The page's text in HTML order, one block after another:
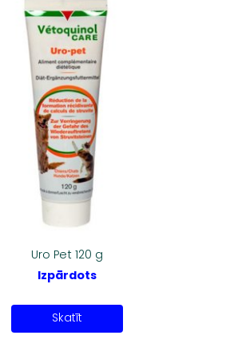
Uro Pet 120 g
Izpārdots
Skatīt